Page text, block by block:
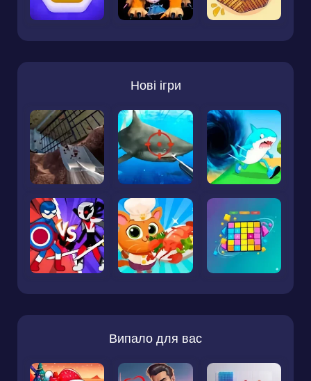
Нові ігри
Випало для вас